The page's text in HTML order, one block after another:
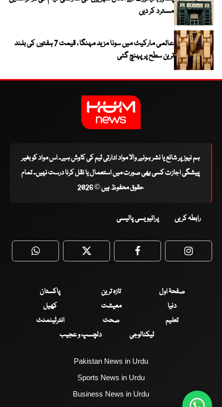
مسترد کر دیں
عالمی مارکیٹ میں سونا مزید مہنگا ، قیمت 7 ہفتوں کی بلند
ترین سطح پر پہنچ گئی
ہم نیوز پر شائع یا نشر ہونے والا مواد ادارتی ٹیم کی کاوش ہے۔ اس مواد کو بغیر
پیشگی اجازت کسی بھی صورت میں استعمال یا نقل کرنا درست نہیں۔ تمام
حقوق محفوظ ہیں © 2026
رابطہ کریں پرائیویسی پالیسی
WhatsApp Twitter Facebook
صفحۂ اول تازہ ترین
پاکستان
دنیا
معیشت
کھیل
تعلیم
صحت
انٹرٹینمنٹ
ٹیکنالوجی
دلچسپ و عجیب
Pakistan News in Urdu
Sports News in Urdu
Business News in Urdu